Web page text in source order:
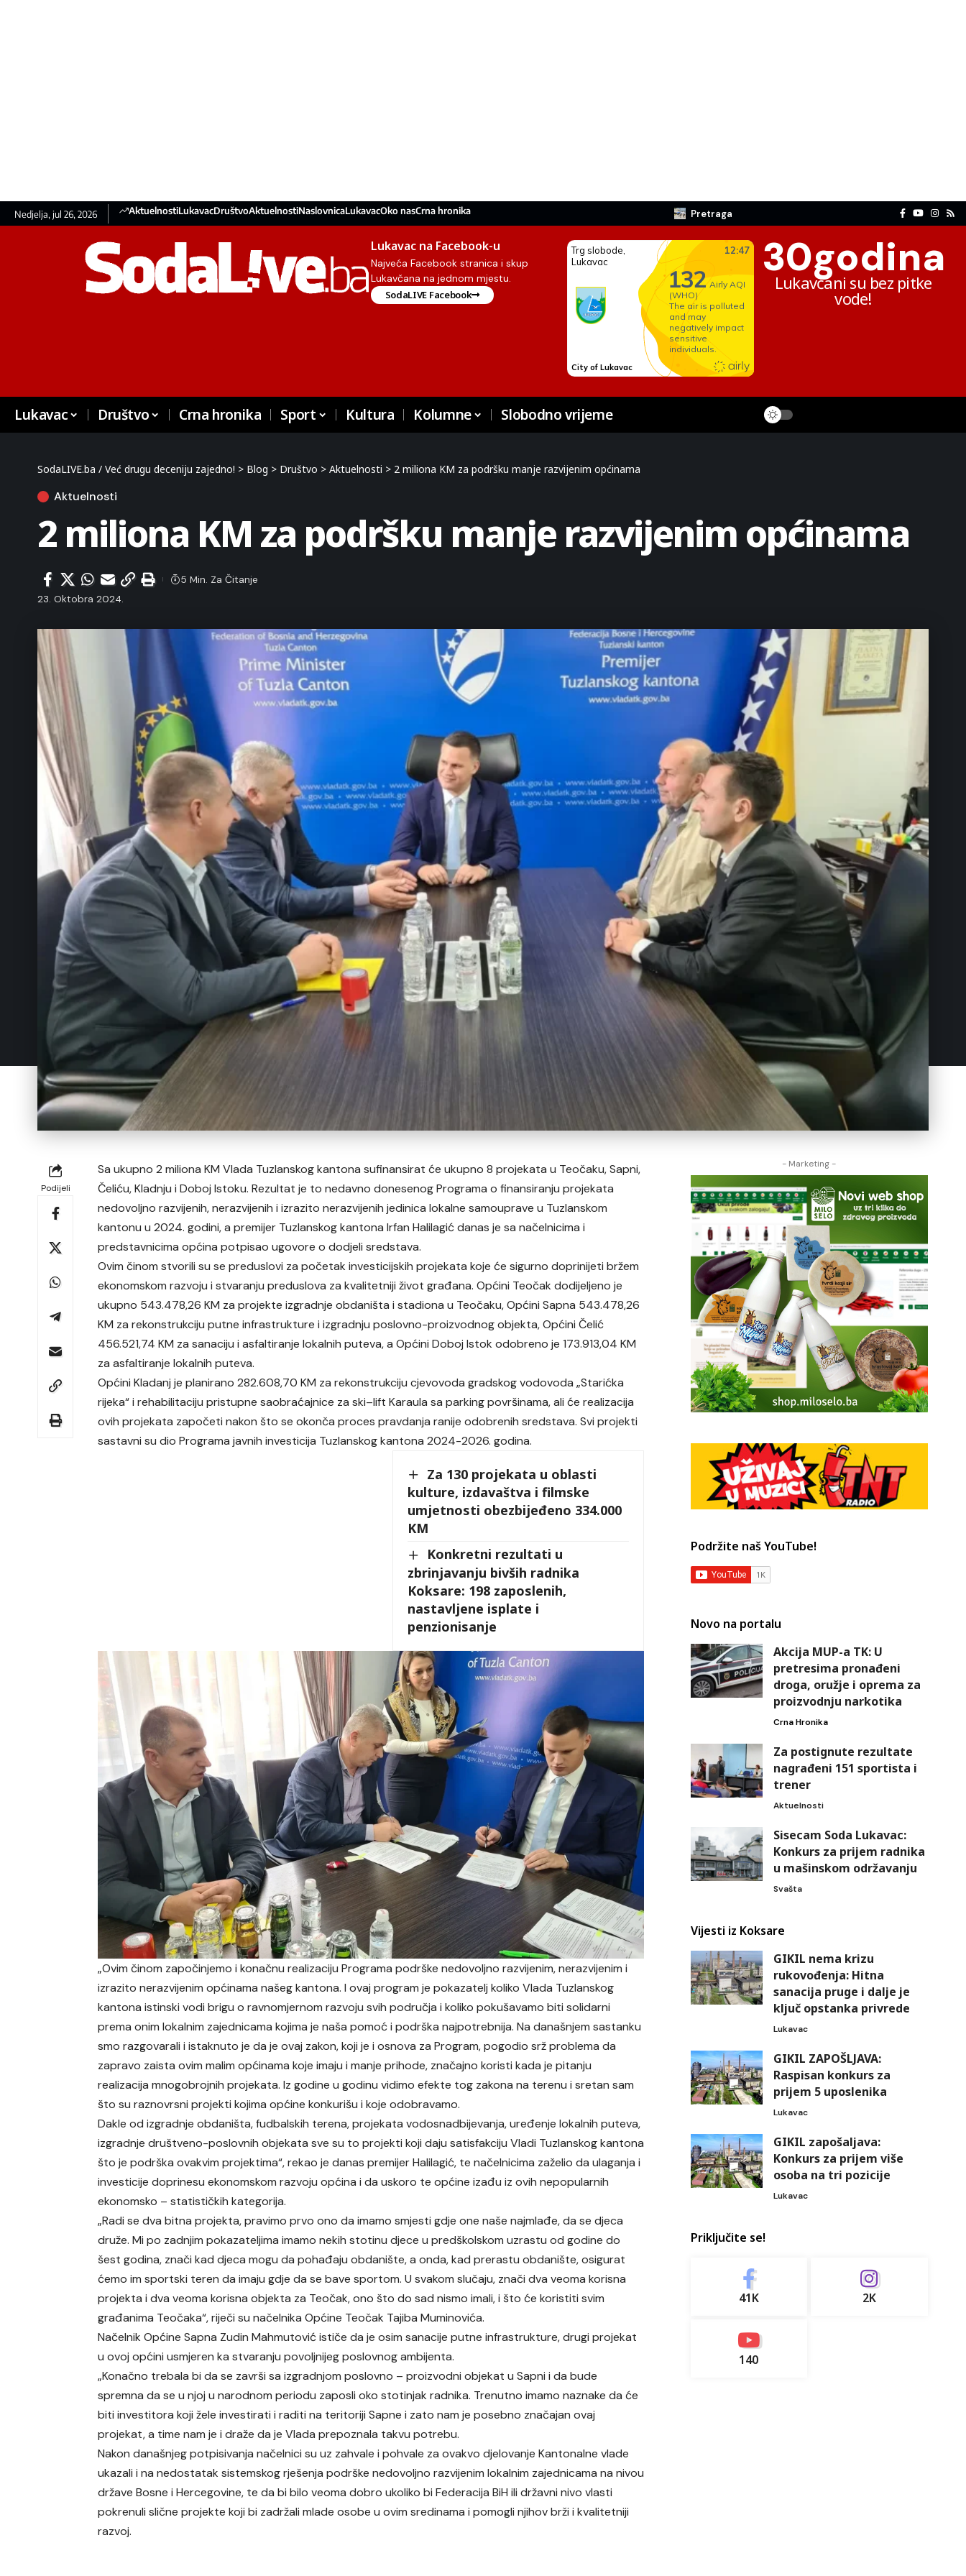
Nedjelja, jul 26, 2026 AktuelnostiLukavacDruštvoAktuelnostiNaslovnicaLukavacOko nasCrna hronika Pretraga
Lukavac na Facebook-u
Najveća Facebook stranica i skup
Lukavčana na jednom mjestu.
SodaLIVE Facebook
30godina
Lukavčani su bez pitke
vode!
Lukavac Društvo Crna hronika Sport Kultura Kolumne Slobodno vrijeme
SodaLIVE.ba / Već drugu deceniju zajedno! > Blog > Društvo > Aktuelnosti > 2 miliona KM za podršku manje razvijenim općinama
Aktuelnosti
2 miliona KM za podršku manje razvijenim općinama
23. Oktobra 2024.
5 Min. Za Čitanje
Podijeli
Sa ukupno 2 miliona KM Vlada Tuzlanskog kantona sufinansirat će ukupno 8 projekata u Teočaku, Sapni,
Čeliću, Kladnju i Doboj Istoku. Rezultat je to nedavno donesenog Programa o finansiranju projekata
nedovoljno razvijenih, nerazvijenih i izrazito nerazvijenih jedinica lokalne samouprave u Tuzlanskom
kantonu u 2024. godini, a premijer Tuzlanskog kantona Irfan Halilagić danas je sa načelnicima i
predstavnicima općina potpisao ugovore o dodjeli sredstava.
Ovim činom stvorili su se preduslovi za početak investicijskih projekata koje će sigurno doprinijeti bržem
ekonomskom razvoju i stvaranju preduslova za kvalitetniji život građana. Općini Teočak dodijeljeno je
ukupno 543.478,26 KM za projekte izgradnje obdaništa i stadiona u Teočaku, Općini Sapna 543.478,26
KM za rekonstrukciju putne infrastrukture i izgradnju poslovno-proizvodnog objekta, Općini Čelić
456.521,74 KM za sanaciju i asfaltiranje lokalnih puteva, a Općini Doboj Istok odobreno je 173.913,04 KM
za asfaltiranje lokalnih puteva.
Općini Kladanj je planirano 282.608,70 KM za rekonstrukciju cjevovoda gradskog vodovoda „Starićka
rijeka“ i rehabilitaciju pristupne saobraćajnice za ski–lift Karaula sa parking površinama, ali će realizacija
ovih projekata započeti nakon što se okonča proces pravdanja ranije odobrenih sredstava. Svi projekti
sastavni su dio Programa javnih investicija Tuzlanskog kantona 2024-2026. godina.
Za 130 projekata u oblasti
kulture, izdavaštva i filmske
umjetnosti obezbijeđeno 334.000
KM
Konkretni rezultati u
zbrinjavanju bivših radnika
Koksare: 198 zaposlenih,
nastavljene isplate i
penzionisanje
„Ovim činom započinjemo i konačnu realizaciju Programa podrške nedovoljno razvijenim, nerazvijenim i
izrazito nerazvijenim općinama našeg kantona. I ovaj program je pokazatelj koliko Vlada Tuzlanskog
kantona istinski vodi brigu o ravnomjernom razvoju svih područja i koliko pokušavamo biti solidarni
prema onim lokalnim zajednicama kojima je naša pomoć i podrška najpotrebnija. Na današnjem sastanku
smo razgovarali i istaknuto je da je ovaj zakon, koji je i osnova za Program, pogodio srž problema da
zapravo zaista ovim malim općinama koje imaju i manje prihode, značajno koristi kada je pitanju
realizacija mnogobrojnih projekata. Iz godine u godinu vidimo efekte tog zakona na terenu i sretan sam
što su raznovrsni projekti kojima općine konkurišu i koje odobravamo.
Dakle od izgradnje obdaništa, fudbalskih terena, projekata vodosnadbijevanja, uređenje lokalnih puteva,
izgradnje društveno-poslovnih objekata sve su to projekti koji daju satisfakciju Vladi Tuzlanskog kantona
što je podrška ovakvim projektima“, rekao je danas premijer Halilagić, te načelnicima zaželio da ulaganja i
investicije doprinesu ekonomskom razvoju općina i da uskoro te općine izađu iz ovih nepopularnih
ekonomsko – statističkih kategorija.
„Radi se dva bitna projekta, pravimo prvo ono da imamo smjesti gdje one naše najmlađe, da se djeca
druže. Mi po zadnjim pokazateljima imamo nekih stotinu djece u predškolskom uzrastu od godine do
šest godina, znači kad djeca mogu da pohađaju obdanište, a onda, kad prerastu obdanište, osigurat
ćemo im sportski teren da imaju gdje da se bave sportom. U svakom slučaju, znači dva veoma korisna
projekta i dva veoma korisna objekta za Teočak, ono što do sad nismo imali, i što će koristiti svim
građanima Teočaka“, riječi su načelnika Općine Teočak Tajiba Muminovića.
Načelnik Općine Sapna Zudin Mahmutović ističe da je osim sanacije putne infrastrukture, drugi projekat
u ovoj općini usmjeren ka stvaranju povoljnijeg poslovnog ambijenta.
„Konačno trebala bi da se završi sa izgradnjom poslovno – proizvodni objekat u Sapni i da bude
spremna da se u njoj u narodnom periodu zaposli oko stotinjak radnika. Trenutno imamo naznake da će
biti investitora koji žele investirati i raditi na teritoriji Sapne i zato nam je posebno značajan ovaj
projekat, a time nam je i draže da je Vlada prepoznala takvu potrebu.
Nakon današnjeg potpisivanja načelnici su uz zahvale i pohvale za ovakvo djelovanje Kantonalne vlade
ukazali i na nedostatak sistemskog rješenja podrške nedovoljno razvijenim lokalnim zajednicama na nivou
države Bosne i Hercegovine, te da bi bilo veoma dobro ukoliko bi Federacija BiH ili državni nivo vlasti
pokrenuli slične projekte koji bi zadržali mlade osobe u ovim sredinama i pomogli njihov brži i kvalitetniji
razvoj.
- Marketing -
Podržite naš YouTube!
Novo na portalu
Akcija MUP-a TK: U
pretresima pronađeni
droga, oružje i oprema za
proizvodnju narkotika
Crna Hronika
Za postignute rezultate
nagrađeni 151 sportista i
trener
Aktuelnosti
Sisecam Soda Lukavac:
Konkurs za prijem radnika
u mašinskom održavanju
Svašta
Vijesti iz Koksare
GIKIL nema krizu
rukovođenja: Hitna
sanacija pruge i dalje je
ključ opstanka privrede
Lukavac
GIKIL ZAPOŠLJAVA:
Raspisan konkurs za
prijem 5 uposlenika
Lukavac
GIKIL zapošaljava:
Konkurs za prijem više
osoba na tri pozicije
Lukavac
Priključite se!
41K 2K
140